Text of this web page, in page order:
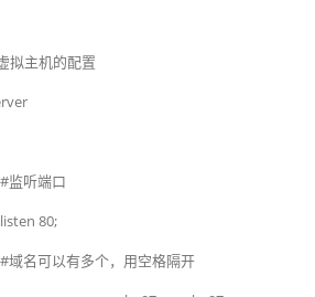
拟主机的配置
#监听端口
listen 80;
#域名可以有多个，用空格隔开